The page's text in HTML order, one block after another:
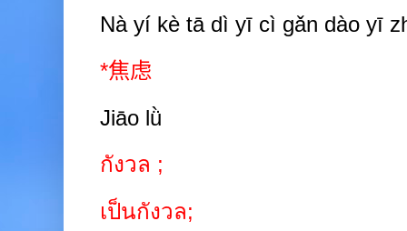
Nà yí kè tā dì yī cì gǎn dào yī
*焦虑
Jiāo lǜ
กังวล ;
เป็นกังวล;